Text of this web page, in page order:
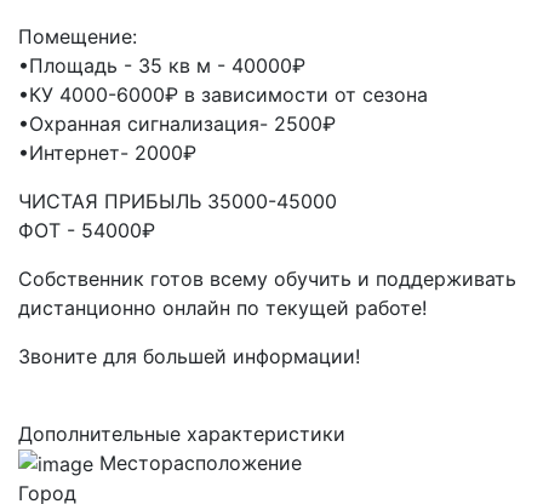
Помещение:
•Площадь - 35 кв м - 40000₽
•КУ 4000-6000₽ в зависимости от сезона
•Охранная сигнализация- 2500₽
•Интернет- 2000₽
ЧИСТАЯ ПРИБЫЛЬ 35000-45000
ФОТ - 54000₽
Собственник готов всему обучить и поддерживать
дистанционно онлайн по текущей работе!
Звоните для большей информации!
Дополнительные характеристики
Месторасположение
Город